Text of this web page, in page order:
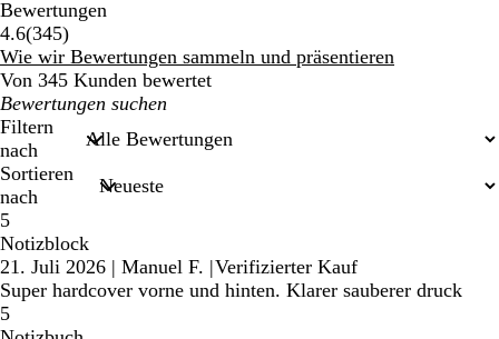
Bewertungen
4.6(345345
Bewertungen
)
Wie wir Bewertungen sammeln und präsentieren
Von 345 Kunden bewertet
Meine
Sucheingaben
Filtern
nach
Sortieren
nach
5
Notizblock
21. Juli 2026 | Manuel F. |Verifizierter Kauf
Super hardcover vorne und hinten. Klarer sauberer druck
5